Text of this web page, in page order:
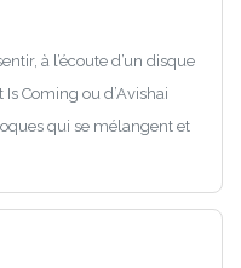
à l’écoute d’un disque
Coming ou d’Avishai
qui se mélangent et